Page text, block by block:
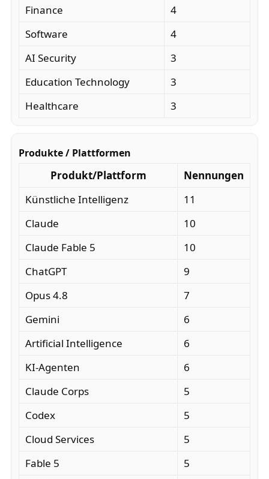
Finance
4
Software
4
AI Security
3
Education Technology
3
Healthcare
3
Produkte / Plattformen
Produkt/Plattform
Nennungen
Künstliche Intelligenz
11
Claude
10
Claude Fable 5
10
ChatGPT
9
Opus 4.8
7
Gemini
6
Artificial Intelligence
6
KI-Agenten
6
Claude Corps
5
Codex
5
Cloud Services
5
Fable 5
5